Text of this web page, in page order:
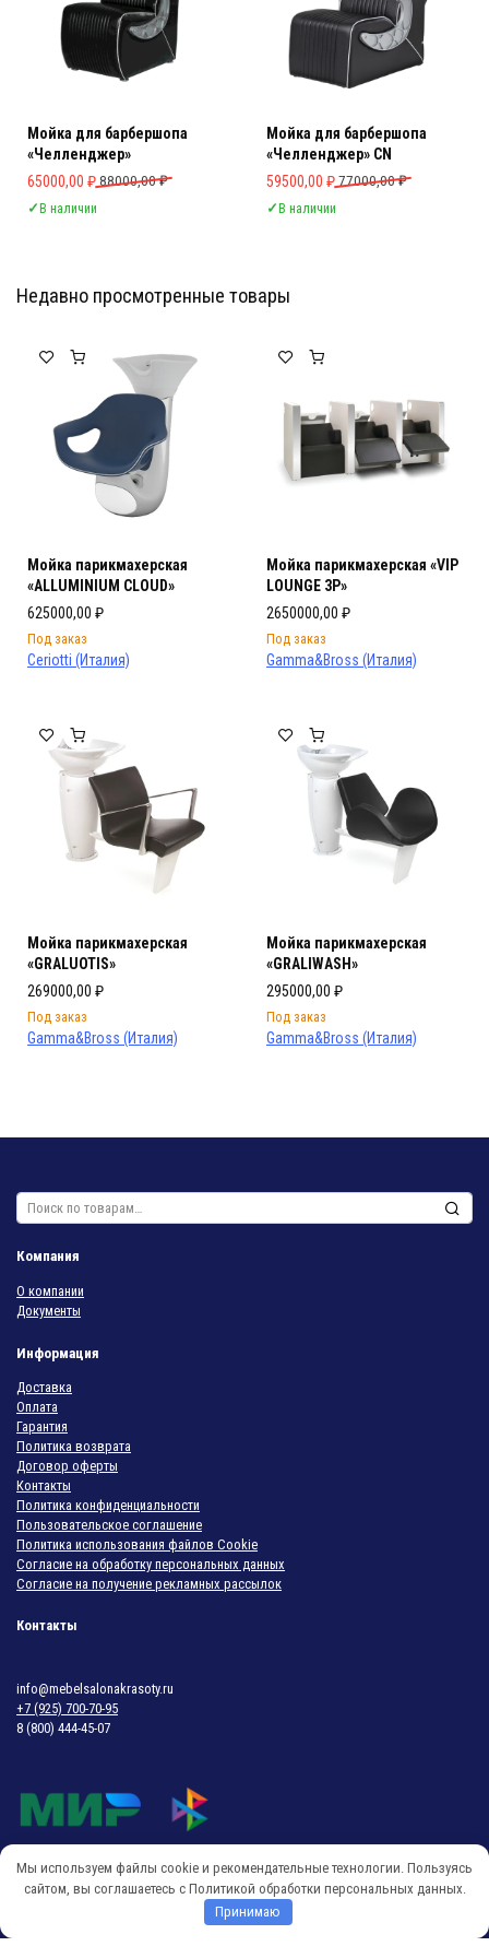
Мойка для барбершопа
«Челленджер»
88000,00₽
Первоначальная цена составляла 88000,00 ₽.
65000,00 ₽
Текущая цена: 65000,00 ₽.
✓В наличии
Мойка для барбершопа
«Челленджер» CN
77000,00₽
Первоначальная цена
59500,00 ₽
Текущая цена: 59500,00 ₽.
✓В наличии
Недавно просмотренные товары
Мойка парикмахерская
«ALLUMINIUM CLOUD»
625000,00 ₽
Под заказ
Ceriotti (Италия)
Мойка парикмахерская «VIP
LOUNGE 3P»
2650000,00 ₽
Под заказ
Gamma&Bross (Италия)
Мойка парикмахерская
«GRALUOTIS»
269000,00 ₽
Под заказ
Gamma&Bross (Италия)
Мойка парикмахерская
«GRALIWASH»
295000,00 ₽
Под заказ
Gamma&Bross (Италия)
Искать:
Компания
О компании
Документы
Информация
Доставка
Оплата
Гарантия
Политика возврата
Договор оферты
Контакты
Политика конфиденциальности
Пользовательское соглашение
Политика использования файлов Cookie
Согласие на обработку персональных данных
Согласие на получение рекламных рассылок
Контакты
info@mebelsalonakrasoty.ru
+7 (925) 700-70-95
8 (800) 444-45-07
© 2018-2026 Мебель Салона Красоты
Мы используем файлы cookie и рекомендательные технологии. Пользуясь
сайтом, вы соглашаетесь с Политикой обработки персональных данных.
Принимаю